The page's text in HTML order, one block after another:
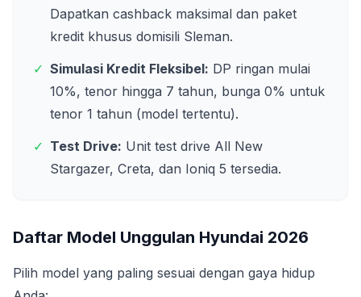
Dapatkan cashback maksimal dan paket
kredit khusus domisili Sleman.
✓ Simulasi Kredit Fleksibel: DP ringan mulai
10%, tenor hingga 7 tahun, bunga 0% untuk
tenor 1 tahun (model tertentu).
✓ Test Drive: Unit test drive All New
Stargazer, Creta, dan Ioniq 5 tersedia.
Daftar Model Unggulan Hyundai 2026
Pilih model yang paling sesuai dengan gaya hidup